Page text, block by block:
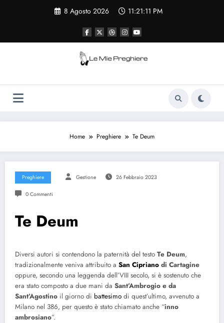
8 Agosto 2026 11:21:12 PM
Le Mie Preghiere
Il sito che raccogliere le preghiere e le
curiosità sulla chiesa cattolica
Home Preghiere Te Deum
Preghiere Gestione 26 Febbraio 2023
0 Commenti
Te Deum
Diversi autori si contendono la paternità del testo Te Deum,
tradizionalmente veniva attribuito a San Cipriano di Cartagine
oppure, secondo una leggenda dell’VIII secolo, si è sostenuto che
era stato composto a due mani da Sant’Ambrogio e da
Sant’Agostino il giorno di battesimo di quest’ultimo, avvenuto a
Milano nel 386, per questo è stato chiamato anche “inno
ambrosiano”.